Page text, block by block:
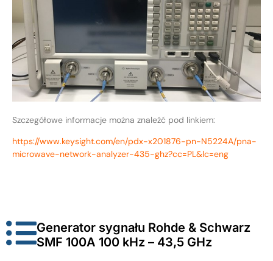
Szczegółowe informacje można znaleźć pod linkiem:
https://www.keysight.com/en/pdx-x201876-pn-N5224A/pna-
microwave-network-analyzer-435-ghz?cc=PL&lc=eng
Generator sygnału Rohde & Schwarz
SMF 100A 100 kHz – 43,5 GHz